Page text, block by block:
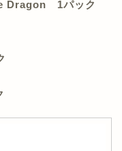
Dragon 1パック